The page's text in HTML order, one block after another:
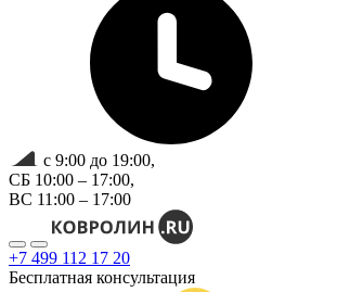
с 9:00 до 19:00,
СБ 10:00 – 17:00,
ВС 11:00 – 17:00
+7 499 112 17 20
Бесплатная консультация